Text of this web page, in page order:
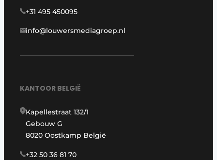
+31 495 450095
info@louwersmediagroep.nl
KANTOOR BELGIË
Kapellestraat 132/1
Gebouw G
8020 Oostkamp België
+32 50 36 81 70